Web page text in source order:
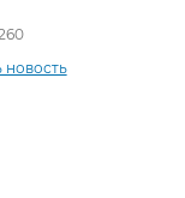
новость